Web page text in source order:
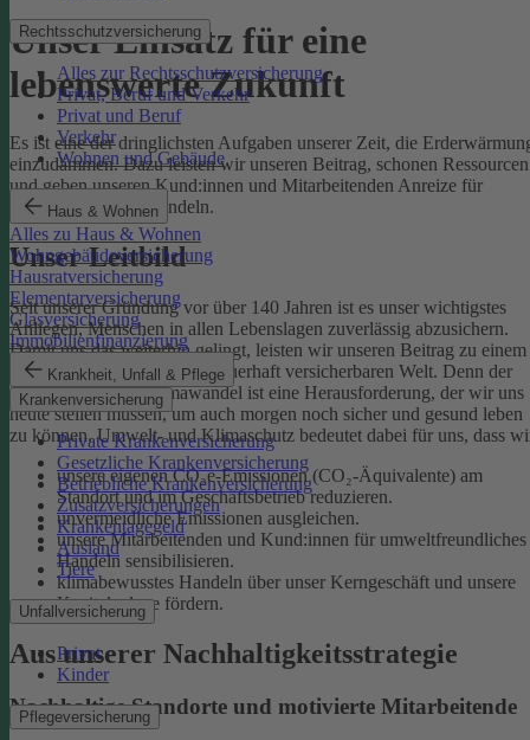
Rechtsschutzversicherung
Alles zur Rechtsschutzversicherung
Privat, Beruf und Verkehr
Privat und Beruf
Verkehr
Wohnen und Gebäude
Haus & Wohnen
Alles zu Haus & Wohnen
Wohngebäudeversicherung
Hausratversicherung
Elementarversicherung
Glasversicherung
Immobilienfinanzierung
Krankheit, Unfall & Pflege
Krankenversicherung
Private Krankenversicherung
Gesetzliche Krankenversicherung
Betriebliche Krankenversicherung
Zusatzversicherungen
Krankentagegeld
Ausland
Tiere
Unfallversicherung
Privat
Kinder
Pflegeversicherung
Unser Einsatz für eine
lebenswerte Zukunft
Es ist eine der dringlichsten Aufgaben unserer Zeit, die
einzudämmen. Dazu leisten wir unseren Beitrag, schonen Ressourcen
und geben unseren Kund:innen und Mitarbeitenden Anreize für
umweltbewusstes Handeln.
Unser Leitbild
Seit unserer Gründung vor über 140 Jahren ist es unser wichtigstes
Anliegen, Menschen in allen Lebenslagen zuverlässig abzusichern.
Damit uns das weiterhin gelingt, leisten wir unseren Beitrag zu einem
gesunden Klima und einer dauerhaft versicherbaren Welt. Denn der
menschgemachte Klimawandel ist eine Herausforderung, der wir uns
heute stellen müssen, um auch morgen noch sicher und gesund leben
zu können.Umwelt- und Klimaschutz bedeutet dabei für uns, dass
unsere eigenen CO₂e-Emissionen (CO₂-Äquivalente) am
Standort und im Geschäftsbetrieb reduzieren.
unvermeidliche Emissionen ausgleichen.
unsere Mitarbeitenden und Kund:innen für umweltfreundliches
Handeln sensibilisieren.
klimabewusstes Handeln über unser Kerngeschäft und unsere
Kapitalanlage fördern.
Aus unserer Nachhaltigkeitsstrategie
Nachhaltige Standorte und motivierte Mitarbeitende